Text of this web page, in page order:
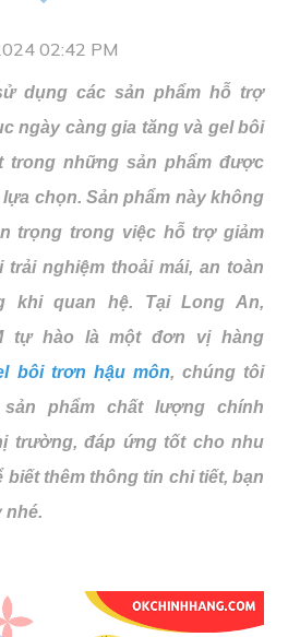
02:42 PM
dụng các sản phẩm hỗ trợ
ngày càng gia tăng và gel bôi
trong những sản phẩm được
chọn. Sản phẩm này không
trọng trong việc hỗ trợ giảm
trải nghiệm thoải mái, an toàn
khi quan hệ. Tại Long An,
tự hào là một đơn vị hàng
bôi trơn hậu môn, chúng tôi
phẩm chất lượng chính
trường, đáp ứng tốt cho nhu
biết thêm thông tin chi tiết, bạn
nhé.